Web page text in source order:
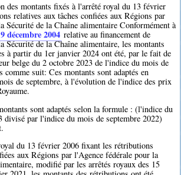
des montants fixés à l'arrêté royal du 13 février
relatives aux tâches confiées aux Régions par
Sécurité de la Chaîne alimentaire Conformément à
décembre 2004 relative au financement de
Sécurité de la Chaîne alimentaire, les montants
à partir du 1er janvier 2024 ont été, par le fait de
belge du 2 octobre 2023 de l'indice du mois de
comme suit: Ces montants sont adaptés en
de septembre, à l'évolution de l'indice des prix
sont adaptés selon la formule : (l'indice du
divisé par l'indice du mois de septembre 2022)
du 13 février 2006 fixant les rétributions
aux Régions par l'Agence fédérale pour la
modifié par les arrêtés royaux des 15